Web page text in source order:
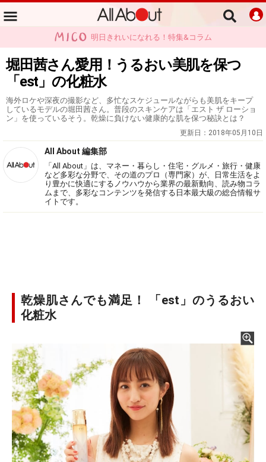
明日きれいになれる！特集&コラム
堀田茜さん愛用！うるおい美肌を保つ
「est」の化粧水
海外ロケや深夜の撮影など、多忙なスケジュールながらも美肌をキープ
しているモデルの堀田茜さん。普段のスキンケアは「エスト ザ ローショ
ン」を使っているそう。乾燥に負けない健康的な肌を保つ秘訣とは？
更新日： 2018年05月10日
All About 編集部
「All About」は、マネー・暮らし・住宅・グルメ・旅行・健康
など多彩な分野で、その道のプロ（専門家）が、日常生活をよ
り豊かに快適にするノウハウから業界の最新動向、読み物コラ
ムまで、多彩なコンテンツを発信する日本最大級の総合情報サ
イトです。
乾燥肌さんでも満足！ 「est」のうるおい
化粧水